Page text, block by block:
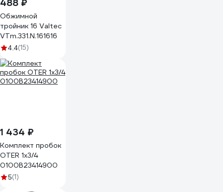
488 ₽
Обжимной
тройник 16 Valtec
VTm.331.N.161616
4.4(15)
1 434 ₽
Комплект пробок
OTER 1х3/4
0100B23414900
5(1)